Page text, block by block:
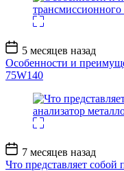
Дата
записи
5 месяцев назад
Особенности и
75W140
Дата
записи
7 месяцев назад
Что представляет собой